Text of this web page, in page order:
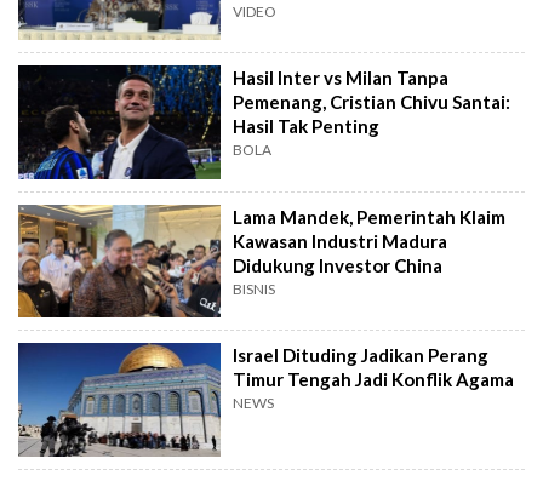
VIDEO
Hasil Inter vs Milan Tanpa
Pemenang, Cristian Chivu Santai:
Hasil Tak Penting
BOLA
Lama Mandek, Pemerintah Klaim
Kawasan Industri Madura
Didukung Investor China
BISNIS
Israel Dituding Jadikan Perang
Timur Tengah Jadi Konflik Agama
NEWS